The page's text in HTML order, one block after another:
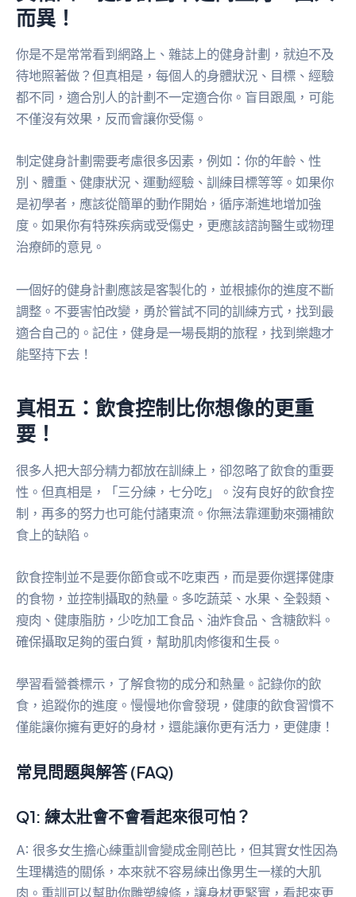
而異！
你是不是常常看到網路上、雜誌上的健身計劃，就迫不及
待地照著做？但真相是，每個人的身體狀況、目標、經驗
都不同，適合別人的計劃不一定適合你。盲目跟風，可能
不僅沒有效果，反而會讓你受傷。
制定健身計劃需要考慮很多因素，例如：你的年齡、性
別、體重、健康狀況、運動經驗、訓練目標等等。如果你
是初學者，應該從簡單的動作開始，循序漸進地增加強
度。如果你有特殊疾病或受傷史，更應該諮詢醫生或物理
治療師的意見。
一個好的健身計劃應該是客製化的，並根據你的進度不斷
調整。不要害怕改變，勇於嘗試不同的訓練方式，找到最
適合自己的。記住，健身是一場長期的旅程，找到樂趣才
能堅持下去！
真相五：飲食控制比你想像的更重
要！
很多人把大部分精力都放在訓練上，卻忽略了飲食的重要
性。但真相是，「三分練，七分吃」。沒有良好的飲食控
制，再多的努力也可能付諸東流。你無法靠運動來彌補飲
食上的缺陷。
飲食控制並不是要你節食或不吃東西，而是要你選擇健康
的食物，並控制攝取的熱量。多吃蔬菜、水果、全穀類、
瘦肉、健康脂肪，少吃加工食品、油炸食品、含糖飲料。
確保攝取足夠的蛋白質，幫助肌肉修復和生長。
學習看營養標示，了解食物的成分和熱量。記錄你的飲
食，追蹤你的進度。慢慢地你會發現，健康的飲食習慣不
僅能讓你擁有更好的身材，還能讓你更有活力，更健康！
常見問題與解答 (FAQ)
Q1: 練太壯會不會看起來很可怕？
A: 很多女生擔心練重訓會變成金剛芭比，但其實女性因為
生理構造的關係，本來就不容易練出像男生一樣的大肌
肉。重訓可以幫助你雕塑線條，讓身材更緊實，看起來更